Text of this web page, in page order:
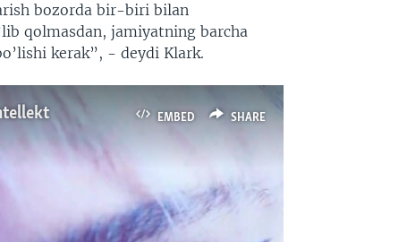
bozorda bir-biri bilan
qolmasdan, jamiyatning barcha
kerak”, - deydi Klark.
EMBED SHARE